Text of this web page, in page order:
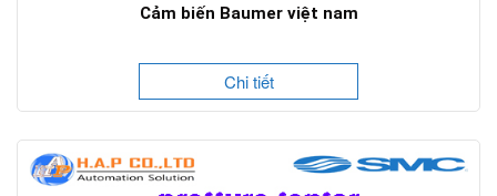
Cảm biến Baumer việt nam
Chi tiết